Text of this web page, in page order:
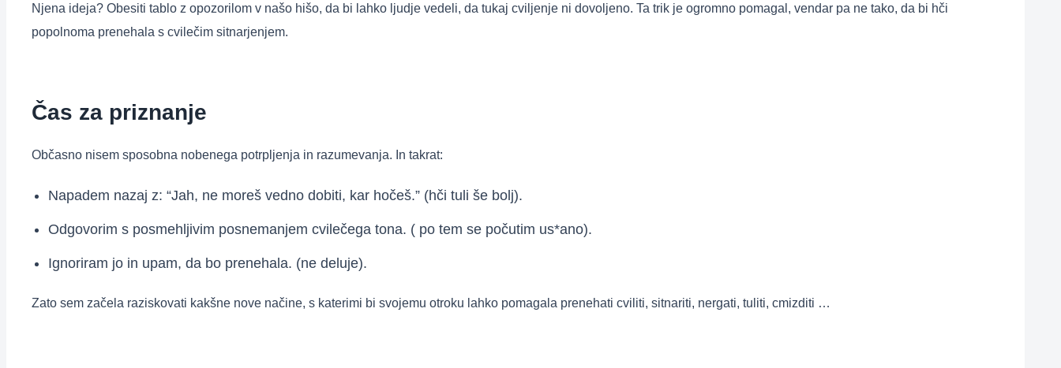
Njena ideja? Obesiti tablo z opozorilom v našo hišo, da bi lahko ljudje vedeli, da tukaj cviljenje ni dovoljeno. Ta trik je ogromno pomagal, vendar pa ne tako, da bi hči
popolnoma prenehala s cvilečim sitnarjenjem.
Čas za priznanje
Občasno nisem sposobna nobenega potrpljenja in razumevanja. In takrat:
Napadem nazaj z: “Jah, ne moreš vedno dobiti, kar hočeš.” (hči tuli še bolj).
Odgovorim s posmehljivim posnemanjem cvilečega tona. ( po tem se počutim us*ano).
Ignoriram jo in upam, da bo prenehala. (ne deluje).
Zato sem začela raziskovati kakšne nove načine, s katerimi bi svojemu otroku lahko pomagala prenehati cviliti, sitnariti, nergati, tuliti, cmizditi …